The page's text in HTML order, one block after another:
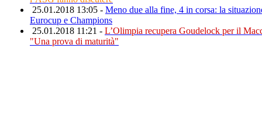
25.01.2018 13:05 - Meno due alla fine, 4 in corsa: la
Eurocup e Champions
25.01.2018 11:21 - L’Olimpia recupera Goudelock per il
"Una prova di maturità"